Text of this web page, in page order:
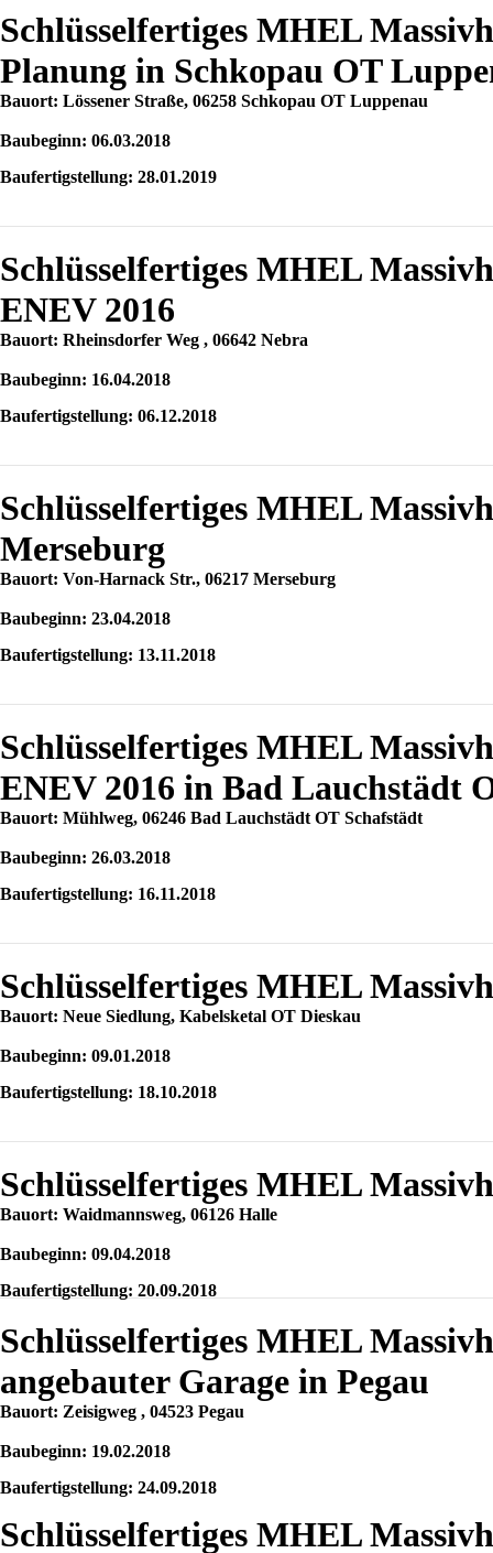
Schlüsselfertiges MHEL
Planung in Schkopau OT
Bauort: Lössener Straße, 06258 Schkopau OT Luppenau
Baubeginn: 06.03.2018
Baufertigstellung: 28.01.2019
Schlüsselfertiges MHEL
ENEV 2016
Bauort: Rheinsdorfer Weg , 06642 Nebra
Baubeginn: 16.04.2018
Baufertigstellung: 06.12.2018
Schlüsselfertiges MHEL
Merseburg
Bauort: Von-Harnack Str., 06217 Merseburg
Baubeginn: 23.04.2018
Baufertigstellung: 13.11.2018
Schlüsselfertiges MHEL
ENEV 2016 in Bad Lauchstädt
Bauort: Mühlweg, 06246 Bad Lauchstädt OT Schafstädt
Baubeginn: 26.03.2018
Baufertigstellung: 16.11.2018
Schlüsselfertiges MHEL
Bauort: Neue Siedlung, Kabelsketal OT Dieskau
Baubeginn: 09.01.2018
Baufertigstellung: 18.10.2018
Schlüsselfertiges MHEL
Bauort: Waidmannsweg, 06126 Halle
Baubeginn: 09.04.2018
Baufertigstellung: 20.09.2018
Schlüsselfertiges MHEL
angebauter Garage in Pegau
Bauort: Zeisigweg , 04523 Pegau
Baubeginn: 19.02.2018
Baufertigstellung: 24.09.2018
Schlüsselfertiges MHEL